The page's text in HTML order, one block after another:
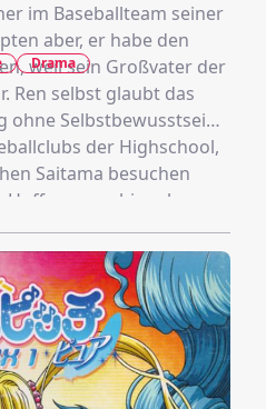
im Baseballteam seiner
aber, er habe den
weil sein Großvater der
ohne Selbstbewusstsein
der Highschool,
Saitama besuchen
Hoffnungen, hier als
Doch er ist der
Position bereits gespielt
glaubt genauso an
tut.
Drama